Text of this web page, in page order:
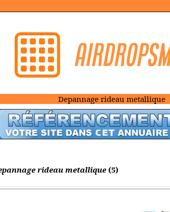
Depannage rideau metallique
rideau metallique (5)